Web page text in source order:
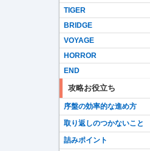
TIGER
BRIDGE
VOYAGE
HORROR
END
攻略お役立ち
序盤の効率的な進め方
取り返しのつかないこと
詰みポイント